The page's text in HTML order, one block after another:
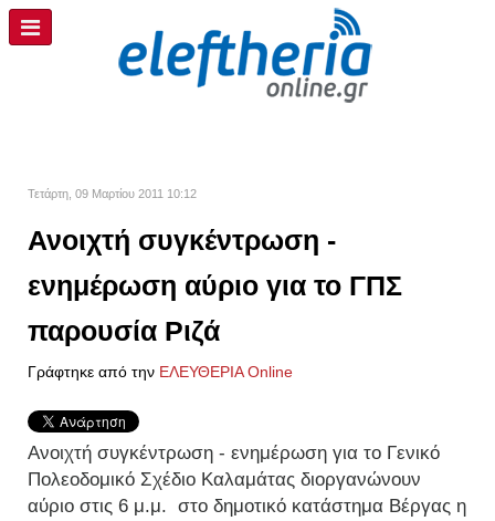
Τετάρτη, 09 Μαρτίου 2011 10:12
Ανοιχτή συγκέντρωση -
ενημέρωση αύριο για το ΓΠΣ
παρουσία Ριζά
Γράφτηκε από την ΕΛΕΥΘΕΡΙΑ Online
Ανοιχτή συγκέντρωση - ενημέρωση για το Γενικό
Πολεοδομικό Σχέδιο Καλαμάτας διοργανώνουν
αύριο στις 6 μ.μ. στο δημοτικό κατάστημα Βέργας η